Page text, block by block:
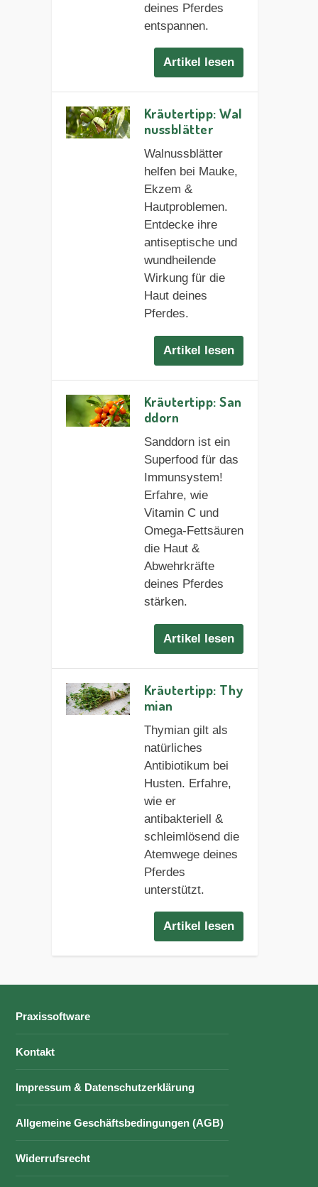
deines Pferdes
entspannen.
Artikel lesen
Kräutertipp: Wal
nussblätter
Walnussblätter
helfen bei Mauke,
Ekzem &
Hautproblemen.
Entdecke ihre
antiseptische und
wundheilende
Wirkung für die
Haut deines
Pferdes.
Artikel lesen
Kräutertipp: San
ddorn
Sanddorn ist ein
Superfood für das
Immunsystem!
Erfahre, wie
Vitamin C und
Omega-Fettsäuren
die Haut &
Abwehrkräfte
deines Pferdes
stärken.
Artikel lesen
Kräutertipp: Thy
mian
Thymian gilt als
natürliches
Antibiotikum bei
Husten. Erfahre,
wie er
antibakteriell &
schleimlösend die
Atemwege deines
Pferdes
unterstützt.
Artikel lesen
Praxissoftware
Kontakt
Impressum & Datenschutzerklärung
Allgemeine Geschäftsbedingungen (AGB)
Widerrufsrecht